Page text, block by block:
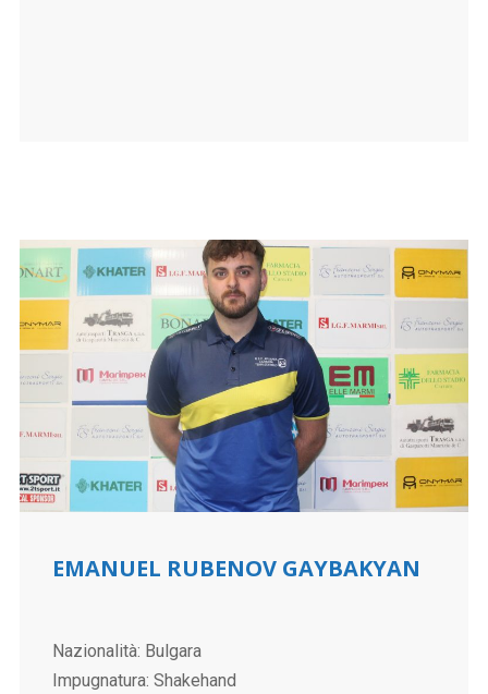
EMANUEL RUBENOV GAYBAKYAN
Nazionalità: Bulgara
Impugnatura: Shakehand